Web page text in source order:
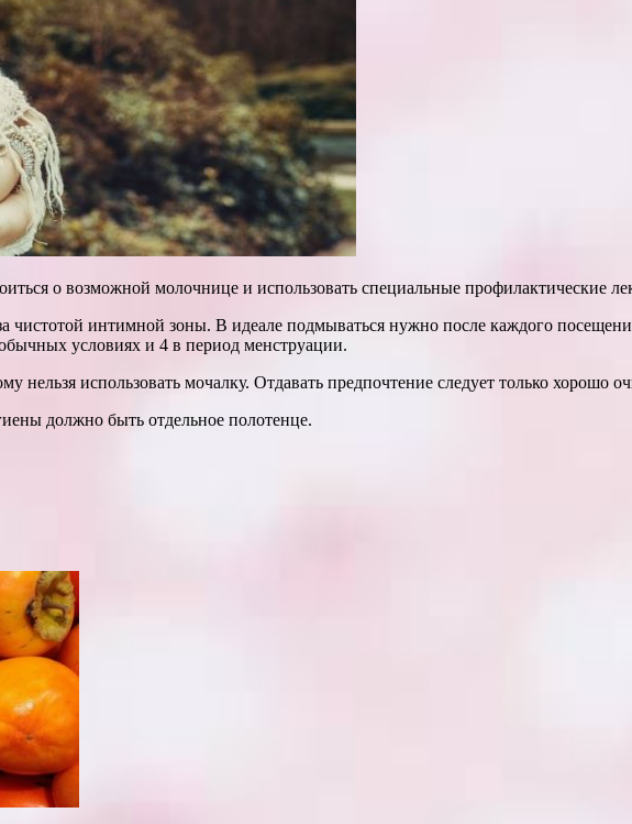
о возможной молочнице и использовать специальные профилактические
чистотой интимной зоны. В идеале подмываться нужно после каждого
условиях и 4 в период менструации.
нельзя использовать мочалку. Отдавать предпочтение следует только хорошо
должно быть отдельное полотенце.